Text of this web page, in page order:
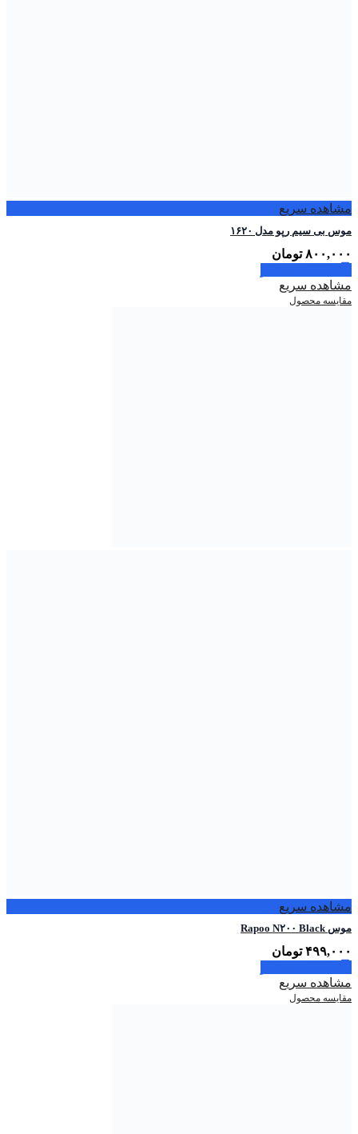
مشاهده سریع
موس بی سیم رپو مدل ۱۶۲۰
۸۰۰,۰۰۰ تومان
مشاهده سریع
مقایسه محصول
مشاهده سریع
موس Rapoo N۲۰۰ Black
۴۹۹,۰۰۰ تومان
مشاهده سریع
مقایسه محصول